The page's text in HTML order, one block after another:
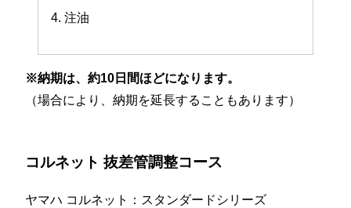
4. 注油
※納期は、約10日間ほどになります。
（場合により、納期を延長することもあります）
コルネット 抜差管調整コース
ヤマハ コルネット：スタンダードシリーズ